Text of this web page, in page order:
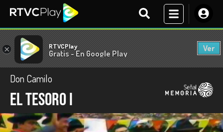
× RTVCPlay
Gratis - En Google Play
Ver
Don Camilo
El tesoro I